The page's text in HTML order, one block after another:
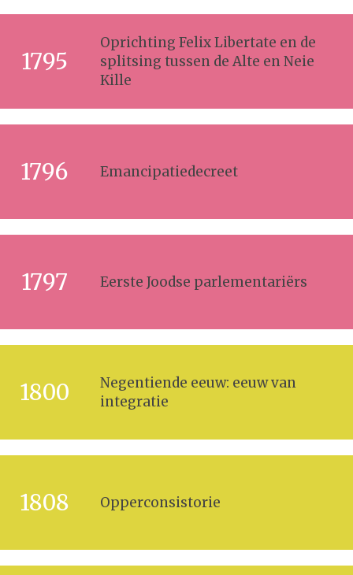
1795
Oprichting Felix Libertate en de
splitsing tussen de Alte en Neie
Kille
1796 Emancipatiedecreet
1797 Eerste Joodse parlementariërs
1800
Negentiende eeuw: eeuw van
integratie
1808 Opperconsistorie